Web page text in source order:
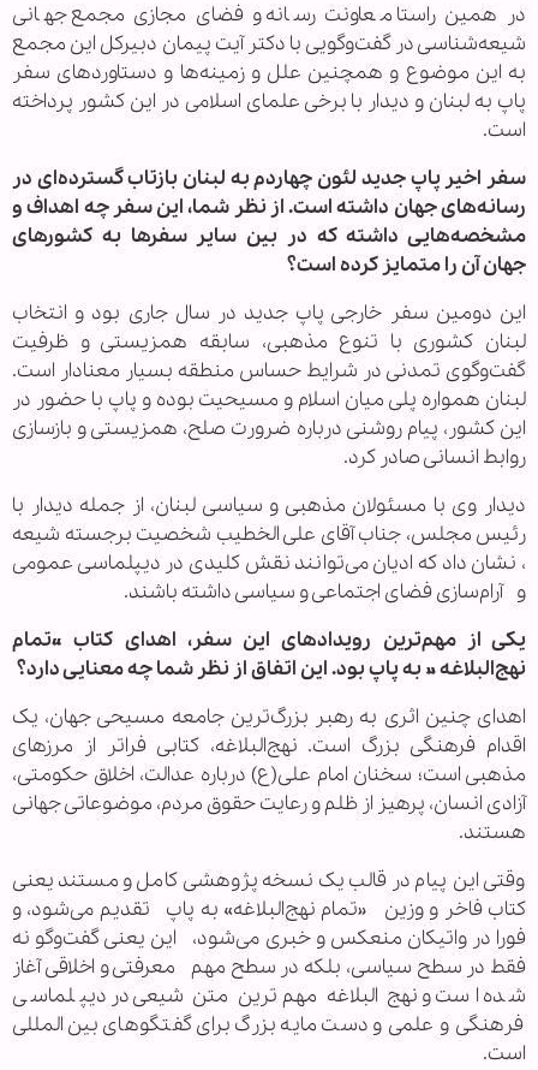
در همین راستا معاونت رسانه و فضای مجازی مجمع جهانی
شیعه‌شناسی در گفت‌وگویی با دکتر آیت پیمان دبیرکل این مجمع
به این موضوع و همچنین علل و زمینه‌ها و دستاوردهای سفر
پاپ به لبنان و دیدار با برخی علمای اسلامی در این کشور پرداخته
است.
سفر اخیر پاپ جدید لئون چهاردم به لبنان بازتاب گسترده‌ای در
رسانه‌های جهان داشته است. از نظر شما، این سفر چه اهداف و
مشخصه‌هایی داشته که در بین سایر سفرها به کشورهای
جهان آن را متمایز کرده است؟
این دومین سفر خارجی پاپ جدید در سال جاری بود و انتخاب
لبنان کشوری با تنوع مذهبی، سابقه همزیستی و ظرفیت
گفت‌وگوی تمدنی در شرایط حساس منطقه بسیار معنادار است.
لبنان همواره پلی میان اسلام و مسیحیت بوده و پاپ با حضور در
این کشور، پیام روشنی درباره ضرورت صلح، همزیستی و بازسازی
روابط انسانی صادر کرد.
دیدار وی با مسئولان مذهبی و سیاسی لبنان، از جمله دیدار با
رئیس مجلس، جناب آقای علی الخطیب شخصیت برجسته شیعه
، نشان داد که ادیان می‌توانند نقش کلیدی در دیپلماسی عمومی
و آرام‌سازی فضای اجتماعی و سیاسی داشته باشند.
یکی از مهم‌ترین رویدادهای این سفر، اهدای کتاب «تمام
نهج‌البلاغه » به پاپ بود. این اتفاق از نظر شما چه معنایی دارد؟
اهدای چنین اثری به رهبر بزرگ‌ترین جامعه مسیحی جهان، یک
اقدام فرهنگی بزرگ است. نهج‌البلاغه، کتابی فراتر از مرزهای
مذهبی است؛ سخنان امام علی(ع) درباره عدالت، اخلاق حکومتی،
آزادی انسان، پرهیز از ظلم و رعایت حقوق مردم، موضوعاتی جهانی
هستند.
وقتی این پیام در قالب یک نسخه پژوهشی کامل و مستند یعنی
کتاب فاخر و وزین «تمام نهج‌البلاغه» به پاپ تقدیم می‌شود، و
فورا در واتیکان منعکس و خبری می‌شود، این یعنی گفت‌وگو نه
فقط در سطح سیاسی، بلکه در سطح مهم معرفتی و اخلاقی آغاز
شده است و نهج البلاغه مهم‌ترین متن شیعی در دیپلماسی
فرهنگی و علمی و دست مایه بزرگ برای گفتگوهای بین المللی
است.